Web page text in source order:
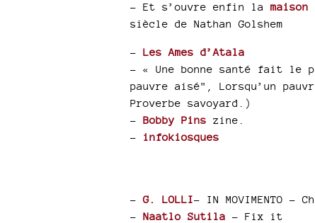
– Et s’ouvre enfin la maison
siècle de Nathan Golshem
– Les Ames d’Atala
– « Une bonne santé fait le
pauvre aisé", Lorsqu’un
Proverbe savoyard.)
– Bobby Pins zine.
–
infokiosques
– G. LOLLI- IN MOVIMENTO -
– Naatlo Sutila - Fix it